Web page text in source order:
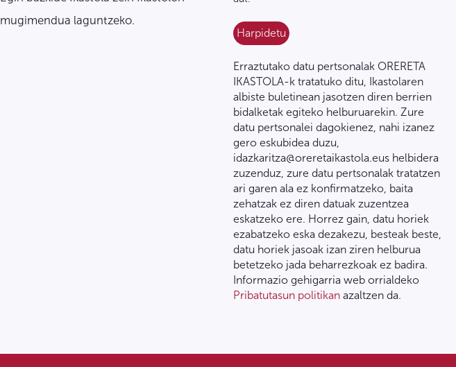
mugimendua laguntzeko.
Erraztutako datu pertsonalak ORERETA
IKASTOLA-k tratatuko ditu, Ikastolaren
albiste buletinean jasotzen diren berrien
bidalketak egiteko helburuarekin. Zure
datu pertsonalei dagokienez, nahi izanez
gero eskubidea duzu,
idazkaritza@oreretaikastola.eus helbidera
zuzenduz, zure datu pertsonalak tratatzen
ari garen ala ez konfirmatzeko, baita
zehatzak ez diren datuak zuzentzea
eskatzeko ere. Horrez gain, datu horiek
ezabatzeko eska dezakezu, besteak beste,
datu horiek jasoak izan ziren helburua
betetzeko jada beharrezkoak ez badira.
Informazio gehigarria web orrialdeko
Pribatutasun politikanazaltzen da.